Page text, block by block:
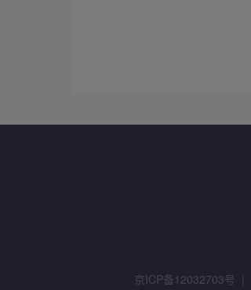
京ICP备12032703号 |